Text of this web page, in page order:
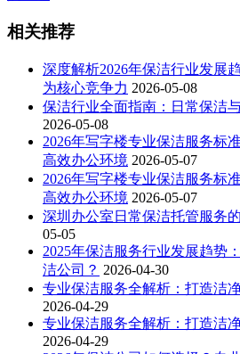
相关推荐
深度解析2026年保洁行业发展
为核心竞争力 2026-05-08
保洁行业全面指南：日常保洁
2026-05-08
2026年写字楼专业保洁服务标
高效办公环境 2026-05-07
2026年写字楼专业保洁服务标
高效办公环境 2026-05-07
深圳办公室日常保洁托管服务
05-05
2025年保洁服务行业发展趋势
洁公司？ 2026-04-30
专业保洁服务全解析：打造洁
2026-04-29
专业保洁服务全解析：打造洁
2026-04-29